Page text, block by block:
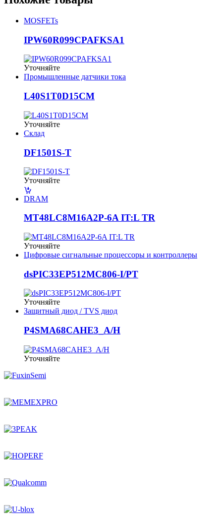
MOSFETs
IPW60R099CPAFKSA1
Уточняйте
Промышленные датчики тока
L40S1T0D15CM
Уточняйте
Склад
DF1501S-T
Уточняйте
DRAM
MT48LC8M16A2P-6A IT:L TR
Уточняйте
Цифровые сигнальные процессоры и контроллеры
dsPIC33EP512MC806-I/PT
Уточняйте
Защитный диод / TVS диод
P4SMA68CAHE3_A/H
Уточняйте